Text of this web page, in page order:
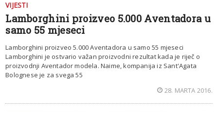
VIJESTI
Lamborghini proizveo 5.000 Aventadora u
samo 55 mjeseci
Lamborghini proizveo 5.000 Aventadora u samo 55 mjeseci
Lamborghini je ostvario važan proizvodni rezultat kada je riječ o
proizvodnji Aventador modela. Naime, kompanija iz Sant'Agata
Bolognese je za svega 55
28. MARTA 2016.